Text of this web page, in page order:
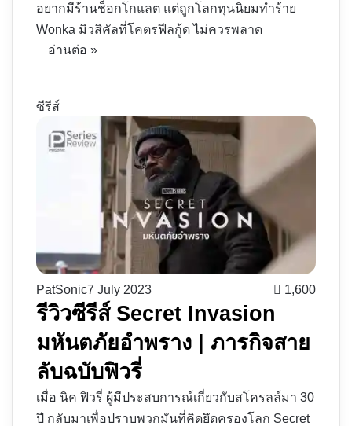
อยากมีร้านช็อกโกแลต แต่ถูกโลกทุนนิยมทำร้าย
Wonka มิวสิคัลที่โคตรฟีลกู้ด ไม่ควรพลาด
อ่านต่อ »
ซีรีส์
PatSonic7 July 2023 1,600
รีวิวซีรีส์ Secret Invasion
มหันตภัยอำพราง | ภารกิจสาย
ลับฉบับฟิวรี่
เมื่อ นิค ฟิวรี่ ผู้มีประสบการณ์เกี่ยวกับสโครลล์มา 30
ปี กลับมาเพื่อปราบพวกมันที่คิดยึดครองโลก Secret